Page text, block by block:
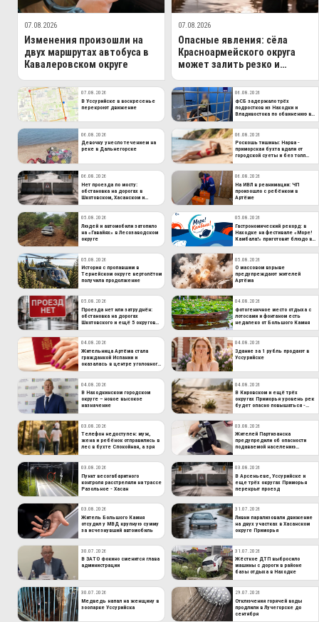
07.08.2026
Изменения произошли на
двух маршрутах автобуса в
Кавалеровском округе
07.08.2026
Опасные явления: сёла
Красноармейского округа
может залить резко и
07.08.2026
В Уссурийске в воскресенье
перекроют движение
06.08.2026
ФСБ задержало трёх
подростков из Находки и
Владивостока по обвинению в
госизмене
06.08.2026
Девочку унесло течением на
реке в Дальнегорске
06.08.2026
Роскошь тишины: Нарва -
приморская бухта вдали от
городской суеты и без толп
06.08.2026
Нет проезда по мосту:
обстановка на дорогах в
Шкотовском, Хасанском и
06.08.2026
На ИВЛ в реанимации: ЧП
произошло с ребёнком в
Артёме
05.08.2026
Людей и автомобили затопило
на «Гавайях» в Лесозаводском
округе
05.08.2026
Гастрономический рекорд: в
Находке на фестивале «Море!
Камбала!» приготовят блюдо в
100-литровом казане
05.08.2026
История с пропавшим в
Тернейском округе вертолётом
получила продолжение
05.08.2026
О массовом взрыве
предупреждают жителей
Артёма
05.08.2026
Проезда нет или затруднён:
обстановка на дорогах
Шкотовского и ещё 5 округов
04.08.2026
Фотогеничное место отдыха с
лотосами и фонтаном есть
недалеко от Большого Камня
04.08.2026
Жительница Артёма стала
гражданкой Испании и
оказалась в центре уголовного
дела
04.08.2026
Здание за 1 рубль продают в
Уссурийске
04.08.2026
В Находкинском городском
округе – новое высокое
назначение
04.08.2026
В Кировском и ещё трёх
округах Приморья уровень рек
будет опасно повышаться -
03.08.2026
Телефон недоступен: муж,
жена и ребёнок отправились в
лес в бухте Спокойная, а зря
03.08.2026
Жителей Партизанска
предупредили об опасности
подаваемой населению
03.08.2026
Пункт весогабаритного
контроля расстреляли на трассе
Разольное - Хасан
03.08.2026
В Арсеньеве, Уссурийске и
еще трёх округах Приморья
перекрыт проезд
03.08.2026
Житель Большого Камня
отсудил у МВД крупную сумму
за исчезнувший автомобиль
31.07.2026
Ливни парализовали движение
на двух участках в Хасанском
округе Приморья
30.07.2026
В ЗАТО Фокино сменится глава
администрации
31.07.2026
Жёсткое ДТП выбросило
машины с дороги в районе
базы отдыха в Находке
30.07.2026
Медведь напал на женщину в
зоопарке Уссурийска
29.07.2026
Отключения горячей воды
продлили в Лучегорске до
сентября